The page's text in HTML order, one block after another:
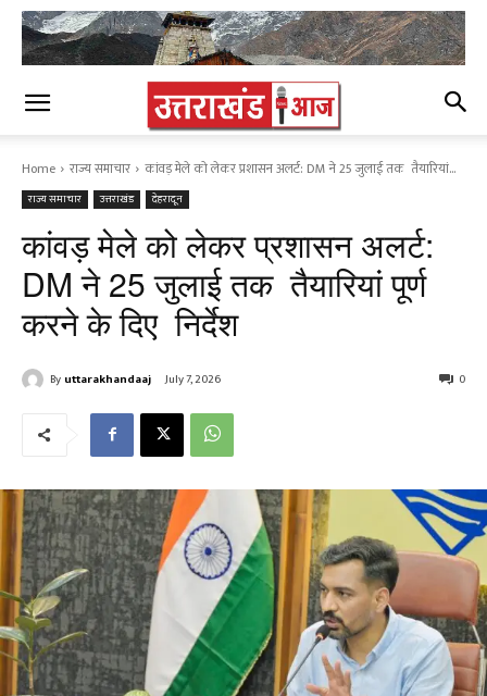
Home राज्य समाचार कांवड़ मेले को लेकर प्रशासन अलर्ट: DM ने 25 जुलाई तक तैयारियां...
राज्य समाचार उत्तराखंड देहरादून
कांवड़ मेले को लेकर प्रशासन अलर्ट:
DM ने 25 जुलाई तक तैयारियां पूर्ण
करने के दिए निर्देश
By uttarakhandaaj July 7, 2026 0